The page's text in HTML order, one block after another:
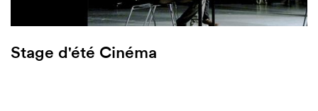
Stage d'été Cinéma